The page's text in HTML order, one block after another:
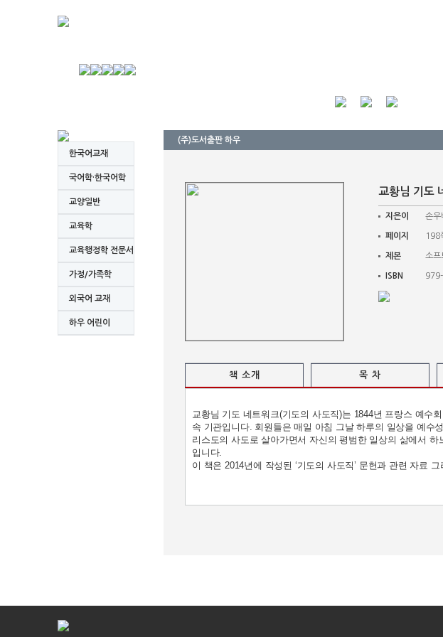
한국어교재
국어학·한국어학
교양일반
교육학
교육행정학 전문서
가정/가족학
외국어 교재
하우 어린이
(주)도서출판 하우
교황님 기도
지은이 손우
페이지 198
제본 소프
ISBN
책 소개 목 차
교황님 기도 네트워크(기도의 사도직)는 1844년 프랑스 예수
속 기관입니다. 회원들은 매일 아침 그날 하루의 일상을 예수
리스도의 사도로 살아가면서 자신의 평범한 일상의 삶에서
입니다.
이 책은 2014년에 작성된 ‘기도의 사도직’ 문헌과 관련 자료